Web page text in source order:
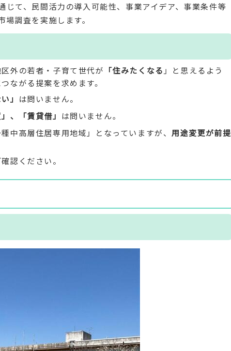
て、民間活力の導入可能性、事業アイデア、事業条件等
調査を実施します。
外の若者・子育て世代が 「住みたくなる 」と思えるよう
ながる提案を求めます。
」 は問いません。
、「賃貸借」 は問いません。
中高層住居専用地域」となっていますが、 用途変更が前提
認ください。